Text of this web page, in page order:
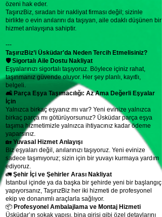
özeni hak eder.
TaşırızBiz, sıradan bir nakliyat firması değil; sizinle
birlikte o evin anılarını da taşıyan, aile odaklı düşünen bir
hizmet anlayışına sahiptir.
---
TaşırızBiz’i Üsküdar'da Neden Tercih Etmelisiniz?
🛡 Sigortalı Aile Dostu Nakliyat
Eşyalarınızı sigortalı taşıyoruz. Böylece içiniz rahat,
taşınmanız güvende oluyor. Her şey planlı, kayıtlı,
belgeli.
🛋 Parça Eşya Taşımacılığı: Az Ama Değerli Eşyalar
İçin
Yalnızca birkaç eşyanız mı var? Yeni evinize yalnızca
birkaç parça mı götürüyorsunuz? Üsküdar parça eşya
taşıma hizmetimizle yalnızca ihtiyacınız kadar ödeme
yaparsınız.
🏡 Yuvasal Hizmet Anlayışı
Biz eşyaları değil, anılarınızı taşıyoruz. Yeni evinize
sadece taşımıyoruz; sizin için bir yuvayı kurmaya yardım
ediyoruz.
🚛 Şehir İçi ve Şehirler Arası Nakliyat
İstanbul içinde ya da başka bir şehirde yeni bir başlangıç
yapıyorsanız, TaşırızBiz her iki hizmeti de profesyonel
ekip ve donanımlı araçlarla sağlıyor.
📦 Profesyonel Ambalajlama ve Montaj Hizmeti
Üsküdar’ın sokak yapısı, bina girişi gibi özel detaylarını